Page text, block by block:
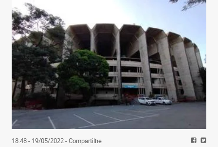
18:48 - 19/05/2022- Compartilhe